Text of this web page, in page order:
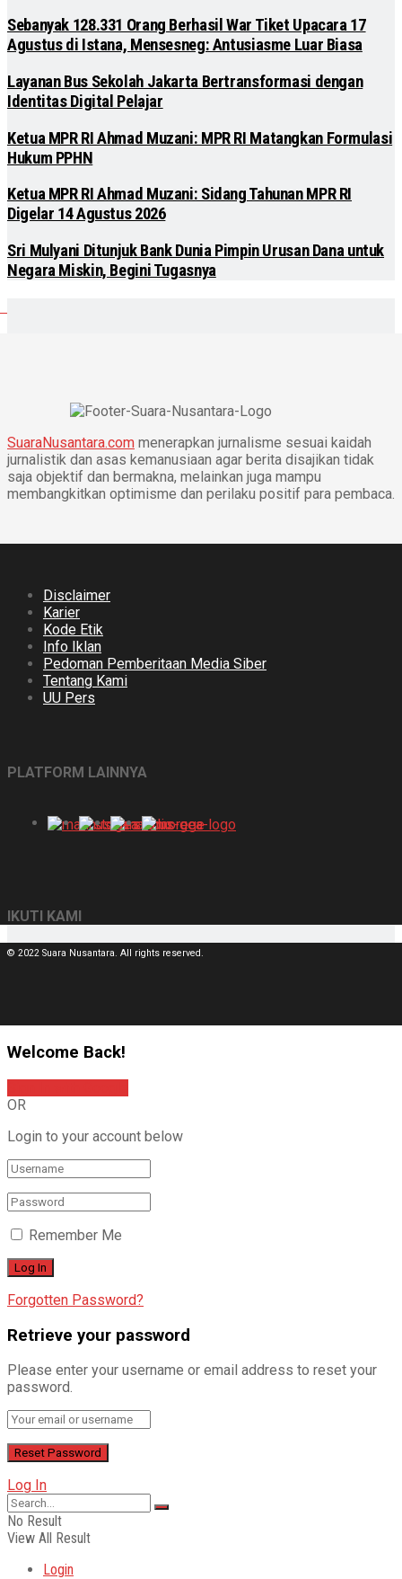
Sebanyak 128.331 Orang Berhasil War Tiket Upacara 17
Agustus di Istana, Mensesneg: Antusiasme Luar Biasa
Layanan Bus Sekolah Jakarta Bertransformasi dengan
Identitas Digital Pelajar
Ketua MPR RI Ahmad Muzani: MPR RI Matangkan Formulasi
Hukum PPHN
Ketua MPR RI Ahmad Muzani: Sidang Tahunan MPR RI
Digelar 14 Agustus 2026
Sri Mulyani Ditunjuk Bank Dunia Pimpin Urusan Dana untuk
Negara Miskin, Begini Tugasnya
SuaraNusantara.com menerapkan jurnalisme sesuai kaidah
jurnalistik dan asas kemanusiaan agar berita disajikan tidak
saja objektif dan bermakna, melainkan juga mampu
membangkitkan optimisme dan perilaku positif para pembaca.
Disclaimer
Karier
Kode Etik
Info Iklan
Pedoman Pemberitaan Media Siber
Tentang Kami
UU Pers
PLATFORM LAINNYA
IKUTI KAMI
© 2022 Suara Nusantara. All rights reserved.
Welcome Back!
OR
Login to your account below
Remember Me
Forgotten Password?
Retrieve your password
Please enter your username or email address to reset your
password.
Log In
No Result
View All Result
Login